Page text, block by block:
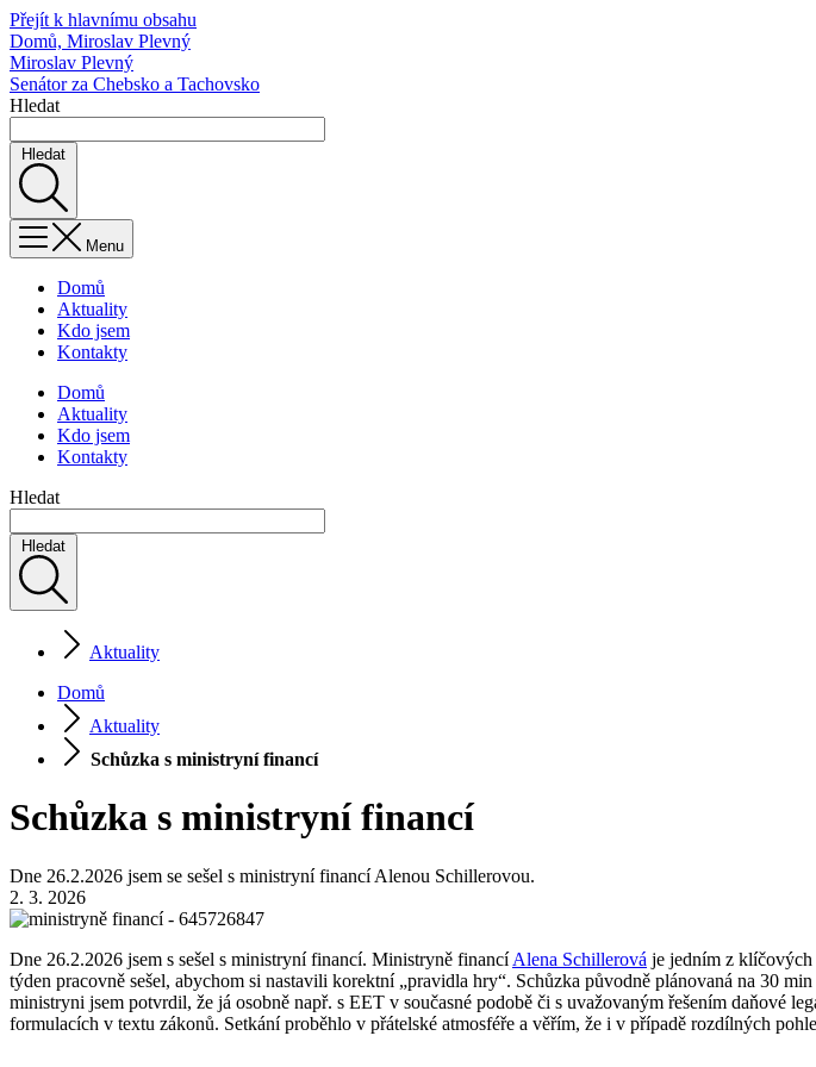
Přejít k hlavnímu obsahu
Domů, Miroslav Plevný
Miroslav Plevný
Senátor za Chebsko a Tachovsko
Hledat
Hledat
Menu
Domů
Aktuality
Kdo jsem
Kontakty
Domů
Aktuality
Kdo jsem
Kontakty
Hledat
Hledat
Aktuality
Domů
Aktuality
Schůzka s ministryní financí
Schůzka s ministryní financí
Dne 26.2.2026 jsem se sešel s ministryní financí Alenou Schillerovou.
2. 3. 2026
Dne 26.2.2026 jsem s sešel s ministryní financí. Ministryně financíAlena Schillerová je jedním z
týden pracovně sešel, abychom si nastavili korektní „pravidla hry“. Schůzka původně plánovaná na 30
ministryni jsem potvrdil, že já osobně např. s EET v současné podobě či s uvažovaným řešením daňové
formulacích v textu zákonů. Setkání proběhlo v přátelské atmosféře a věřím, že i v případě rozdílných